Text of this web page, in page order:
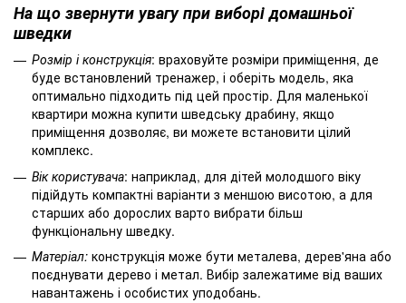
На що звернути увагу при виборі домашньої
шведки
Розмір і конструкція: враховуйте розміри приміщення, де
буде встановлений тренажер, і оберіть модель, яка
оптимально підходить під цей простір. Для маленької
квартири можна купити шведську драбину, якщо
приміщення дозволяє, ви можете встановити цілий
комплекс.
Вік користувача: наприклад, для дітей молодшого віку
підійдуть компактні варіанти з меншою висотою, а для
старших або дорослих варто вибрати більш
функціональну шведку.
Матеріал: конструкція може бути металева, дерев'яна або
поєднувати дерево і метал. Вибір залежатиме від ваших
навантажень і особистих уподобань.